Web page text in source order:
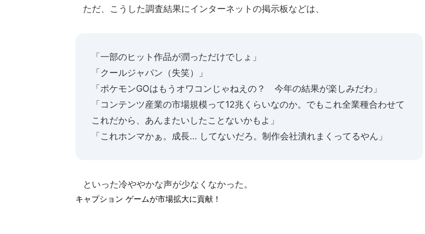
ただ、こうした調査結果にインターネットの掲示板などは、
「一部のヒット作品が潤っただけでしょ」
「クールジャパン（失笑）」
「ポケモンGOはもうオワコンじゃねえの？ 今年の結果が楽しみだわ」
「コンテンツ産業の市場規模って12兆くらいなのか。でもこれ全業種合わせて
これだから、あんまたいしたことないかもよ」
「これホンマかぁ。成長... してないだろ。制作会社潰れまくってるやん」
といった冷ややかな声が少なくなかった。
キャプション ゲームが市場拡大に貢献！